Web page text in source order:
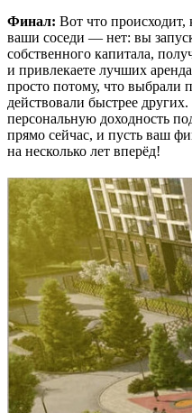
Финал: Вот что происходит,
ваши соседи — нет: вы
собственного капитала,
и привлекаете лучших
просто потому, что выбрали
действовали быстрее
персональную доходность
прямо сейчас, и пусть ваш
на несколько лет вперёд!